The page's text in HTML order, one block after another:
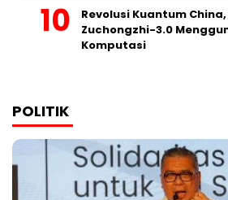
Revolusi Kuantum
Zuchongzhi-3.0
Komputasi
POLITIK